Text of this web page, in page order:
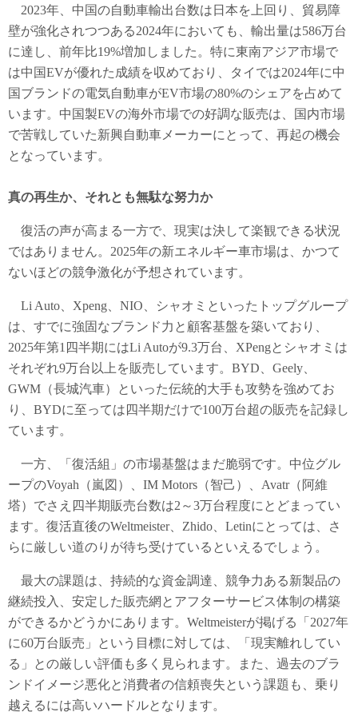
2023年、中国の自動車輸出台数は日本を上回り、貿易障
壁が強化されつつある2024年においても、輸出量は586万台
に達し、前年比19%増加しました。特に東南アジア市場で
は中国EVが優れた成績を収めており、タイでは2024年に中
国ブランドの電気自動車がEV市場の80%のシェアを占めて
います。中国製EVの海外市場での好調な販売は、国内市場
で苦戦していた新興自動車メーカーにとって、再起の機会
となっています。
真の再生か、それとも無駄な努力か
復活の声が高まる一方で、現実は決して楽観できる状況
ではありません。2025年の新エネルギー車市場は、かつて
ないほどの競争激化が予想されています。
Li Auto、Xpeng、NIO、シャオミといったトップグループ
は、すでに強固なブランド力と顧客基盤を築いており、
2025年第1四半期にはLi Autoが9.3万台、XPengとシャオミは
それぞれ9万台以上を販売しています。BYD、Geely、
GWM（長城汽車）といった伝統的大手も攻勢を強めてお
り、BYDに至っては四半期だけで100万台超の販売を記録し
ています。
一方、「復活組」の市場基盤はまだ脆弱です。中位グル
ープのVoyah（嵐図）、IM Motors（智己）、Avatr（阿維
塔）でさえ四半期販売台数は2～3万台程度にとどまってい
ます。復活直後のWeltmeister、Zhido、Letinにとっては、さ
らに厳しい道のりが待ち受けているといえるでしょう。
最大の課題は、持続的な資金調達、競争力ある新製品の
継続投入、安定した販売網とアフターサービス体制の構築
ができるかどうかにあります。Weltmeisterが掲げる「2027年
に60万台販売」という目標に対しては、「現実離れしてい
る」との厳しい評価も多く見られます。また、過去のブラ
ンドイメージ悪化と消費者の信頼喪失という課題も、乗り
越えるには高いハードルとなります。